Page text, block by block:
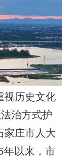
历史文化
治方式护
家庄市人大
年以来，市